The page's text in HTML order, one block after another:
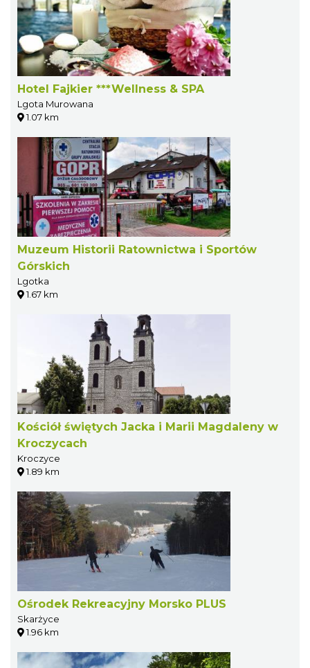
Hotel Fajkier ***Wellness & SPA
Lgota Murowana
1.07 km
Muzeum Historii Ratownictwa i Sportów
Górskich
Lgotka
1.67 km
Kościół świętych Jacka i Marii Magdaleny w
Kroczycach
Kroczyce
1.89 km
Ośrodek Rekreacyjny Morsko PLUS
Skarżyce
1.96 km